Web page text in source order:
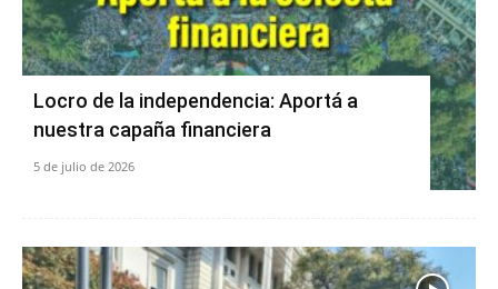
Locro de la independencia: Aportá a
nuestra capaña financiera
5 de julio de 2026